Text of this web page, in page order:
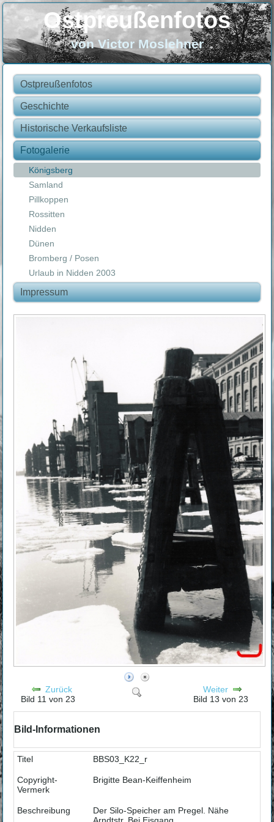
Ostpreußenfotos
von Victor Moslehner
Ostpreußenfotos
Geschichte
Historische Verkaufsliste
Fotogalerie
Königsberg
Samland
Pillkoppen
Rossitten
Nidden
Dünen
Bromberg / Posen
Urlaub in Nidden 2003
Impressum
Zurück
Bild 11 von 23
Weiter
Bild 13 von 23
Bild-Informationen
Titel BBS03_K22_r
Copyright-
Vermerk
Brigitte Bean-Keiffenheim
Beschreibung
Der Silo-Speicher am Pregel. Nähe